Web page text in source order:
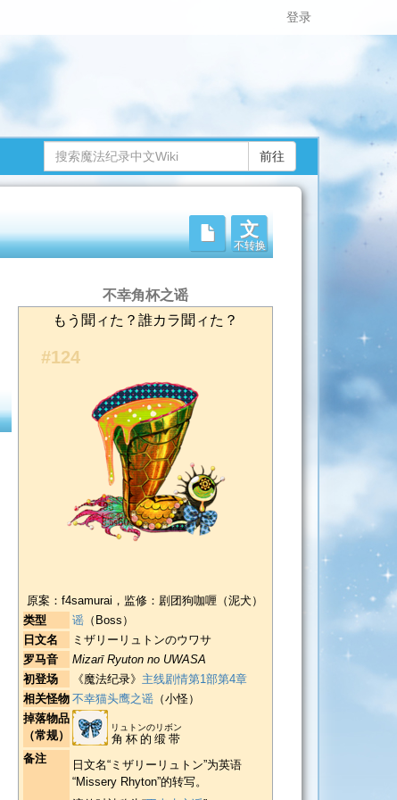
登录
文
不转换
不幸角杯之谣
もう聞ィた？誰カラ聞ィた？
#124
原案：f4samurai，监修：剧团狗咖喱（泥犬）
类型
谣（Boss）
日文名
ミザリーリュトンのウワサ
罗马音
Mizarī Ryuton no UWASA
初登场
《魔法纪录》 主线剧情第1部第4章
相关怪物 不幸猫头鹰之谣（小怪）
掉落物品
（常规）
角杯的缎带
リュトンのリボン
备注 日文名“ミザリーリュトン”为英语
“Missery Rhyton”的转写。